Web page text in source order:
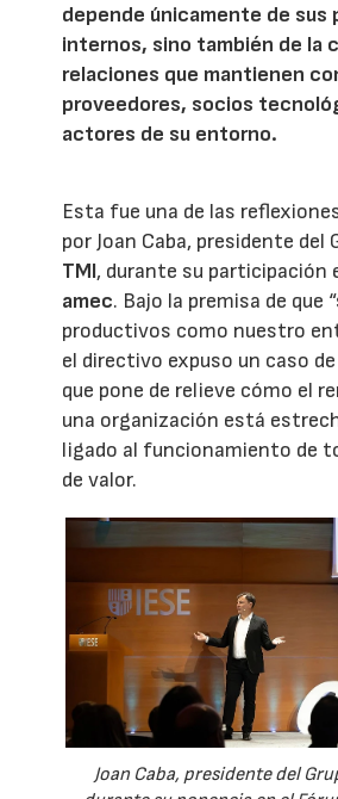
depende únicamente de sus
internos, sino también de la
relaciones que mantienen
proveedores, socios
actores de su entorno.
Esta fue una de las
por Joan Caba, presidente del
TMI, durante su participación
amec. Bajo la premisa de que
productivos como nuestro
el directivo expuso un caso
que pone de relieve cómo el
una organización está
ligado al funcionamiento de
de valor.
Joan Caba, presidente del